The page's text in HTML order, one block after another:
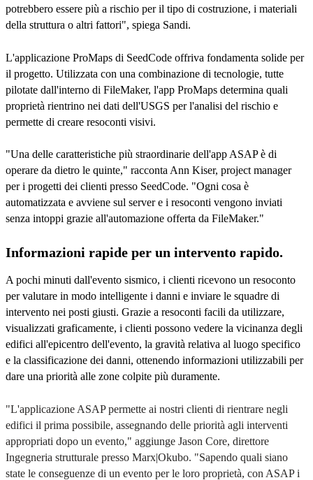
potrebbero essere più a rischio per il tipo di costruzione, i materiali
della struttura o altri fattori", spiega Sandi.
L'applicazione ProMaps di SeedCode offriva fondamenta solide per
il progetto. Utilizzata con una combinazione di tecnologie, tutte
pilotate dall'interno di FileMaker, l'app ProMaps determina quali
proprietà rientrino nei dati dell'USGS per l'analisi del rischio e
permette di creare resoconti visivi.
"Una delle caratteristiche più straordinarie dell'app ASAP è di
operare da dietro le quinte," racconta Ann Kiser, project manager
per i progetti dei clienti presso SeedCode. "Ogni cosa è
automatizzata e avviene sul server e i resoconti vengono inviati
senza intoppi grazie all'automazione offerta da FileMaker."
Informazioni rapide per un intervento rapido.
A pochi minuti dall'evento sismico, i clienti ricevono un resoconto
per valutare in modo intelligente i danni e inviare le squadre di
intervento nei posti giusti. Grazie a resoconti facili da utilizzare,
visualizzati graficamente, i clienti possono vedere la vicinanza degli
edifici all'epicentro dell'evento, la gravità relativa al luogo specifico
e la classificazione dei danni, ottenendo informazioni utilizzabili per
dare una priorità alle zone colpite più duramente.
"L'applicazione ASAP permette ai nostri clienti di rientrare negli
edifici il prima possibile, assegnando delle priorità agli interventi
appropriati dopo un evento," aggiunge Jason Core, direttore
Ingegneria strutturale presso Marx|Okubo. "Sapendo quali siano
state le conseguenze di un evento per le loro proprietà, con ASAP i